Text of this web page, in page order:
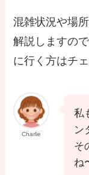
混雑状況や場
解説しますの
に行く方はチ
Charlie
私
ン
そ
ね